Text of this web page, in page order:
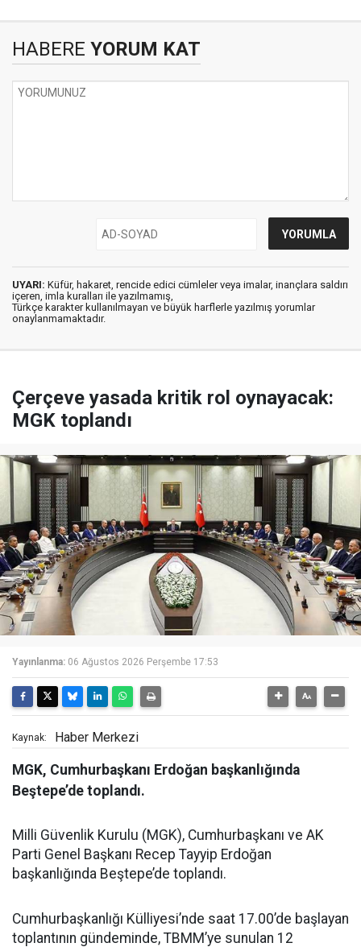
HABERE YORUM KAT
UYARI: Küfür, hakaret, rencide edici cümleler veya imalar, inançlara saldırı
içeren, imla kuralları ile yazılmamış,
Türkçe karakter kullanılmayan ve büyük harflerle yazılmış yorumlar
onaylanmamaktadır.
Çerçeve yasada kritik rol oynayacak:
MGK toplandı
Yayınlanma: 06 Ağustos 2026 Perşembe 17:53
Kaynak: Haber Merkezi
MGK, Cumhurbaşkanı Erdoğan başkanlığında
Beştepe’de toplandı.
Milli Güvenlik Kurulu (MGK), Cumhurbaşkanı ve AK
Parti Genel Başkanı Recep Tayyip Erdoğan
başkanlığında Beştepe’de toplandı.
Cumhurbaşkanlığı Külliyesi’nde saat 17.00’de başlayan
toplantının gündeminde, TBMM’ye sunulan 12